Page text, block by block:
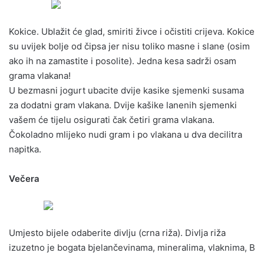
Kokice. Ublažit će glad, smiriti živce i očistiti crijeva. Kokice
su uvijek bolje od čipsa jer nisu toliko masne i slane (osim
ako ih na zamastite i posolite). Jedna kesa sadrži osam
grama vlakana!
U bezmasni jogurt ubacite dvije kasike sjemenki susama
za dodatni gram vlakana. Dvije kašike lanenih sjemenki
vašem će tijelu osigurati čak četiri grama vlakana.
Čokoladno mlijeko nudi gram i po vlakana u dva decilitra
napitka.
Večera
Umjesto bijele odaberite divlju (crna riža). Divlja riža
izuzetno je bogata bjelančevinama, mineralima, vlaknima, B